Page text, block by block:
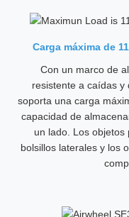
Carga máxima de
Con un marco de
resistente a caídas y
soporta una carga
capacidad de
un lado. Los
bolsillos laterales y los